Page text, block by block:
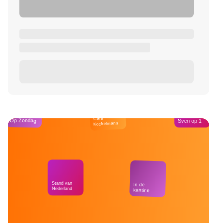
Op Zondag
Stand van
Nederland
Café
Kockelmann
In de
kantine
Sven op 1